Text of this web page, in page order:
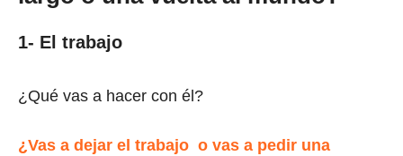
1- El trabajo
¿Qué vas a hacer con él?
¿Vas a dejar el trabajo o vas a pedir una